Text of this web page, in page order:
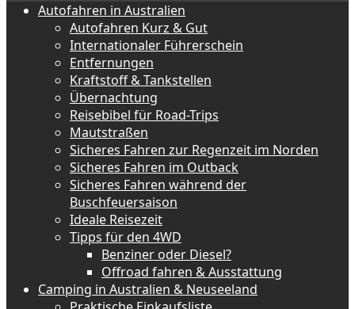
Autofahren in Australien
Autofahren Kurz & Gut
Internationaler Führerschein
Entfernungen
Kraftstoff & Tankstellen
Übernachtung
Reisebibel für Road-Trips
Mautstraßen
Sicheres Fahren zur Regenzeit im Norden
Sicheres Fahren im Outback
Sicheres Fahren während der
Buschfeuersaison
Ideale Reisezeit
Tipps für den 4WD
Benziner oder Diesel?
Offroad fahren & Ausstattung
Camping in Australien & Neuseeland